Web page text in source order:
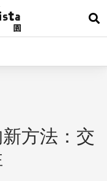
展
方法：交